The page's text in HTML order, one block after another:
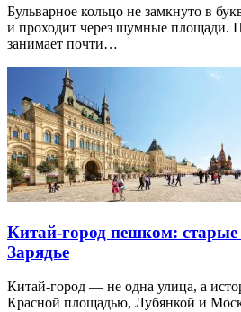
Бульварное кольцо не замкнуто в
и проходит через шумные площади.
занимает почти…
Китай-город пешком:
Зарядье
Китай-город — не одна улица, а
Красной площадью, Лубянкой и